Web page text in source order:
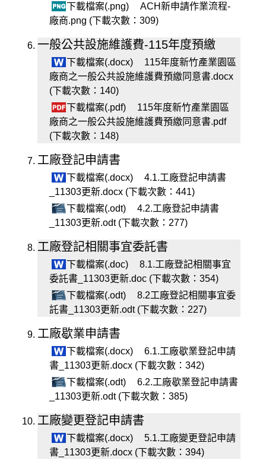
下載檔案(.png)
ACH新申請作業流程-
廠商.png (下載次數：309)
一般公共設施維護費-115年度預繳
下載檔案(.docx)
115年度新竹產業園區
廠商之一般公共設施維護費預繳同意書.docx
(下載次數：140)
下載檔案(.pdf)
115年度新竹產業園區
廠商之一般公共設施維護費預繳同意書.pdf
(下載次數：148)
工廠登記申請書
下載檔案(.docx)
4.1.工廠登記申請書
_11303更新.docx (下載次數：441)
下載檔案(.odt)
4.2.工廠登記申請書
_11303更新.odt (下載次數：277)
工廠登記相關事宜委託書
下載檔案(.doc)
8.1.工廠登記相關事宜
委託書_11303更新.doc (下載次數：354)
下載檔案(.odt)
8.2工廠登記相關事宜委
託書_11303更新.odt (下載次數：227)
工廠歇業申請書
下載檔案(.docx)
6.1.工廠歇業登記申請
書_11303更新.docx (下載次數：342)
下載檔案(.odt)
6.2.工廠歇業登記申請書
_11303更新.odt (下載次數：385)
工廠變更登記申請書
下載檔案(.docx)
5.1.工廠變更登記申請
書_11303更新.docx (下載次數：394)